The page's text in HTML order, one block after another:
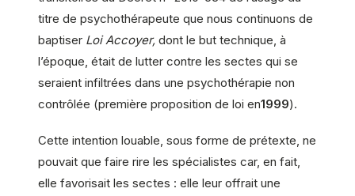
titre de psychothérapeute que nous continuons de
baptiser Loi Accoyer, dont le but technique, à
l’époque, était de lutter contre les sectes qui se
seraient infiltrées dans une psychothérapie non
contrôlée (première proposition de loi en1999).
Cette intention louable, sous forme de prétexte, ne
pouvait que faire rire les spécialistes car, en fait,
elle favorisait les sectes : elle leur offrait une